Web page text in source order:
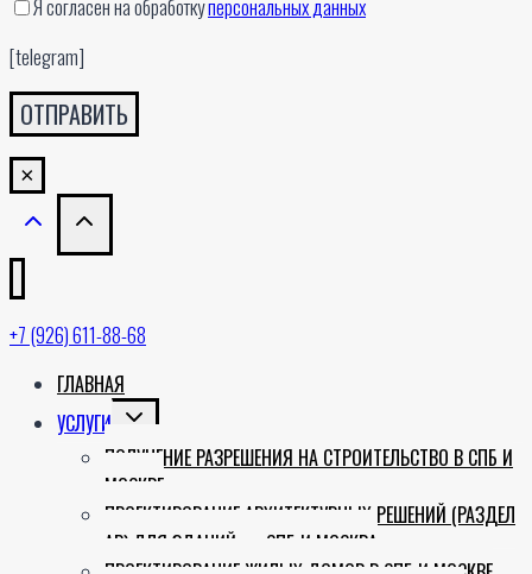
Я согласен на обработкуперсональных данных
[telegram]
×
+7 (926) 611-88-68
ГЛАВНАЯ
УСЛУГИ TOGGLE
MENU
ПОЛУЧЕНИЕ РАЗРЕШЕНИЯ НА СТРОИТЕЛЬСТВО В СПБ И
МОСКВЕ
ПРОЕКТИРОВАНИЕ АРХИТЕКТУРНЫХ РЕШЕНИЙ (РАЗДЕЛ
АР) ДЛЯ ЗДАНИЙ — СПБ И МОСКВА